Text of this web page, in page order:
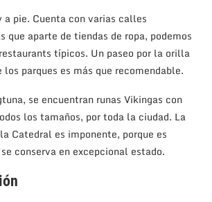
a pie. Cuenta con varias calles
que aparte de tiendas de ropa, podemos
típicos. Un paseo por la orilla
parques es más que recomendable.
se encuentran runas Vikingas con
los tamaños, por toda la ciudad. La
Catedral es imponente, porque es
conserva en excepcional estado.